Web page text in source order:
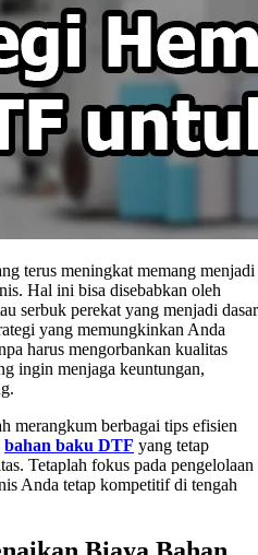
terus meningkat memang menjadi
Hal ini bisa disebabkan oleh
serbuk perekat yang menjadi dasar
yang memungkinkan Anda
harus mengorbankan kualitas
ingin menjaga keuntungan,
merangkum berbagai tips efisien
bahan baku DTF yang tetap
Tetaplah fokus pada pengelolaan
Anda tetap kompetitif di tengah